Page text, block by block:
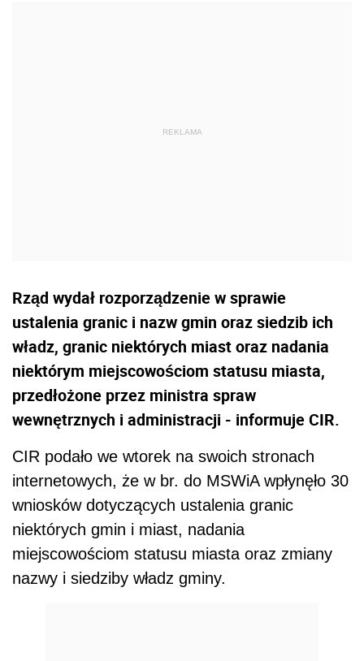
Rząd wydał rozporządzenie w sprawie
ustalenia granic i nazw gmin oraz siedzib ich
władz, granic niektórych miast oraz nadania
niektórym miejscowościom statusu miasta,
przedłożone przez ministra spraw
wewnętrznych i administracji - informuje CIR.
CIR podało we wtorek na swoich stronach
internetowych, że w br. do MSWiA wpłynęło 30
wniosków dotyczących ustalenia granic
niektórych gmin i miast, nadania
miejscowościom statusu miasta oraz zmiany
nazwy i siedziby władz gminy.